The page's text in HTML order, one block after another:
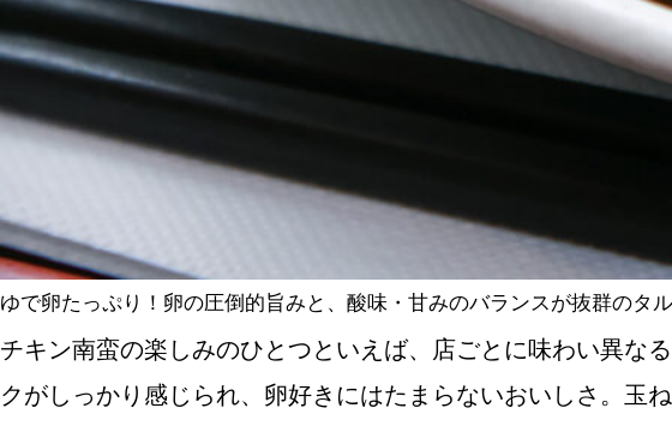
ゆで卵たっぷり！卵の圧倒的旨みと、酸味・甘みのバランスが抜群のタ
チキン南蛮の楽しみのひとつといえば、店ごとに味わい異な
クがしっかり感じられ、卵好きにはたまらないおいしさ。玉